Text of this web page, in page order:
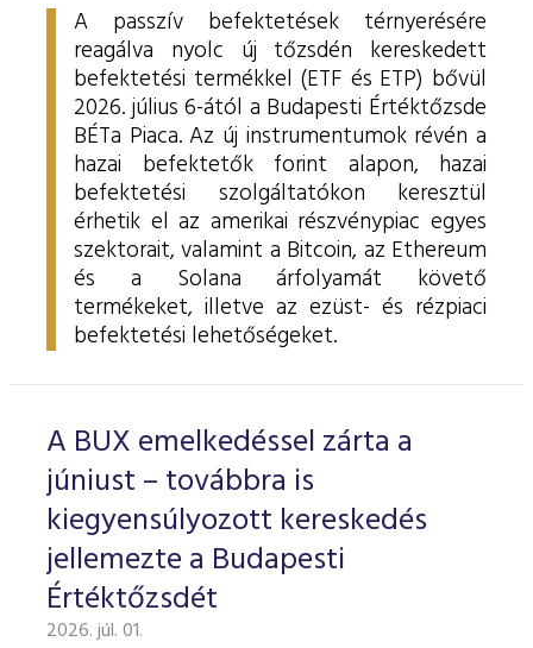
A passzív befektetések térnyerésére
reagálva nyolc új tőzsdén kereskedett
befektetési termékkel (ETF és ETP) bővül
2026. július 6-ától a Budapesti Értéktőzsde
BÉTa Piaca. Az új instrumentumok révén a
hazai befektetők forint alapon, hazai
befektetési szolgáltatókon keresztül
érhetik el az amerikai részvénypiac egyes
szektorait, valamint a Bitcoin, az Ethereum
és a Solana árfolyamát követő
termékeket, illetve az ezüst- és rézpiaci
befektetési lehetőségeket.
A BUX emelkedéssel zárta a
júniust – továbbra is
kiegyensúlyozott kereskedés
jellemezte a Budapesti
Értéktőzsdét
2026. júl. 01.